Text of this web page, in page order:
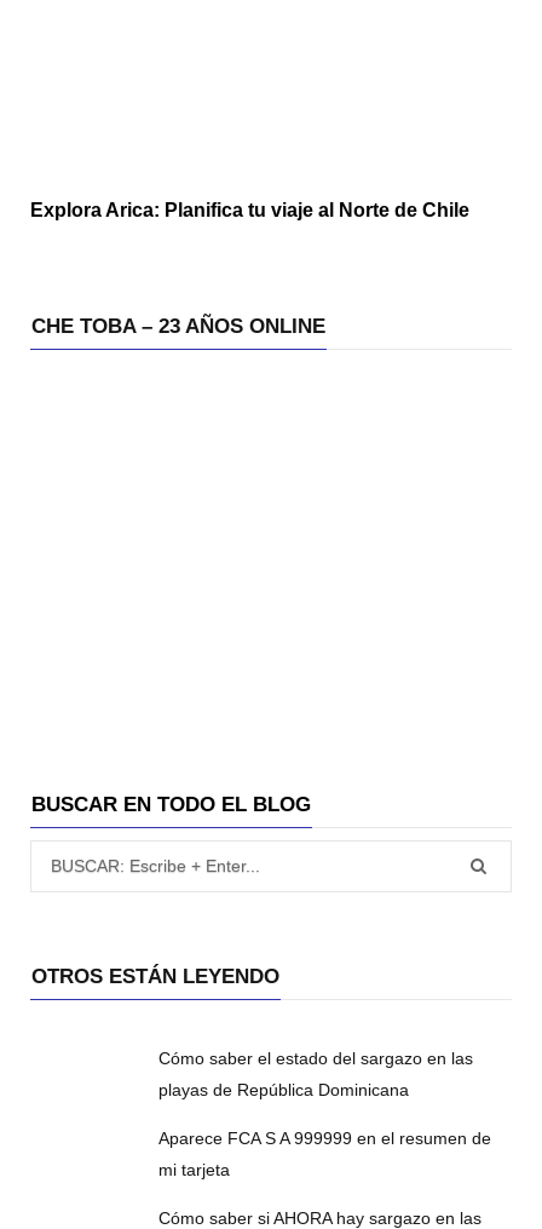
Explora Arica: Planifica tu viaje al Norte de Chile
CHE TOBA – 23 AÑOS ONLINE
BUSCAR EN TODO EL BLOG
OTROS ESTÁN LEYENDO
Cómo saber el estado del sargazo en las
playas de República Dominicana
Aparece FCA S A 999999 en el resumen de
mi tarjeta
Cómo saber si AHORA hay sargazo en las